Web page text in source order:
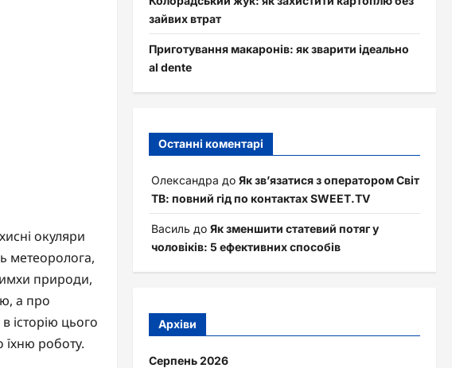
окуляри
метеоролога,
природи,
а про
історію цього
їхню роботу.
зайвих втрат
Приготування макаронів: як зварити ідеально
al dente
Останні коментарі
Олександра до Як зв’язатися з оператором Світ
ТВ: повний гід по контактах SWEET.TV
Василь до Як зменшити статевий потяг у
чоловіків: 5 ефективних способів
Архіви
Серпень 2026